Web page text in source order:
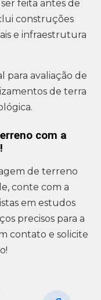
feita antes de
construções
e infraestrutura
para avaliação de
de terra
com a
de terreno
conte com a
em estudos
precisos para a
contato e solicite